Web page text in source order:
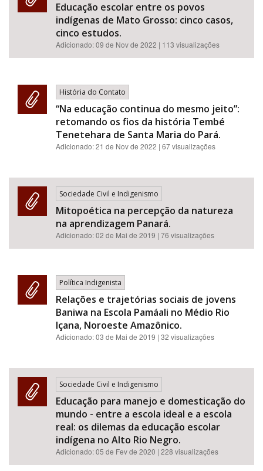
Educação escolar entre os povos
indígenas de Mato Grosso: cinco casos,
cinco estudos.
Adicionado:09 de Nov de 2022 | 113 visualizações
História do Contato
“Na educação continua do mesmo jeito”:
retomando os fios da história Tembé
Tenetehara de Santa Maria do Pará.
Adicionado:21 de Nov de 2022 | 67 visualizações
Sociedade Civil e Indigenismo
Mitopoética na percepção da natureza
na aprendizagem Panará.
Adicionado:02 de Mai de 2019 | 76 visualizações
Política Indigenista
Relações e trajetórias sociais de jovens
Baniwa na Escola Pamáali no Médio Rio
Içana, Noroeste Amazônico.
Adicionado:03 de Mai de 2019 | 32 visualizações
Sociedade Civil e Indigenismo
Educação para manejo e domesticação do
mundo - entre a escola ideal e a escola
real: os dilemas da educação escolar
indígena no Alto Rio Negro.
Adicionado:05 de Fev de 2020 | 228 visualizações